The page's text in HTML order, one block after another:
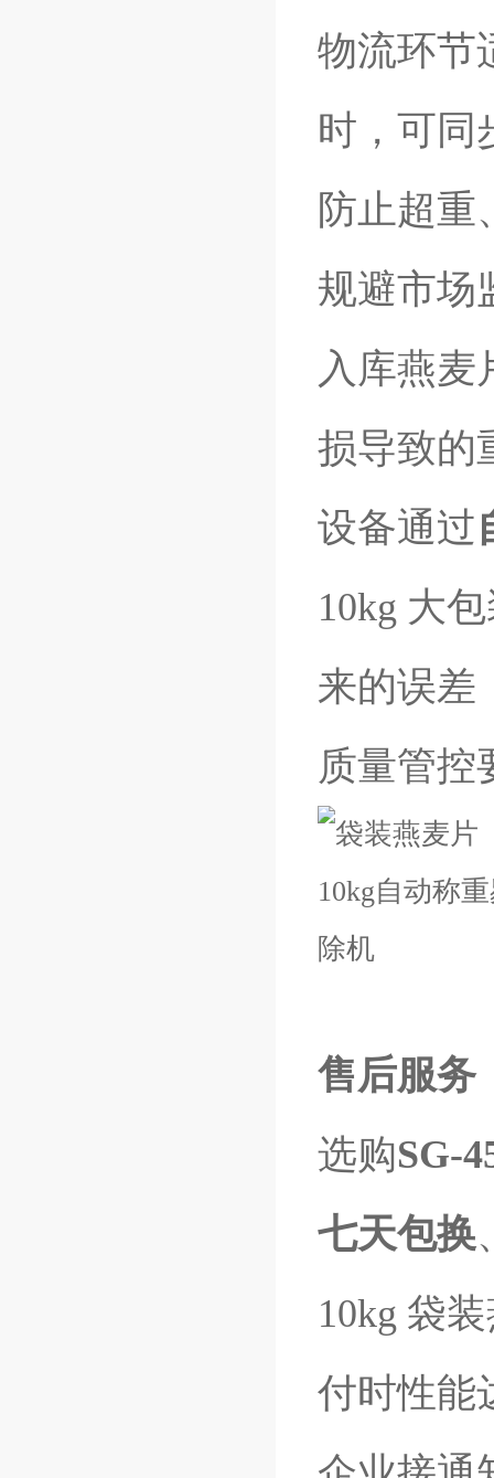
物流环节
时，可同
防止超重
规避市场
入库燕麦
损导致的
设备通过
10kg 大
来的误差
质量管控
售后服务
选购SG-
七天包换
10kg 袋
付时性能